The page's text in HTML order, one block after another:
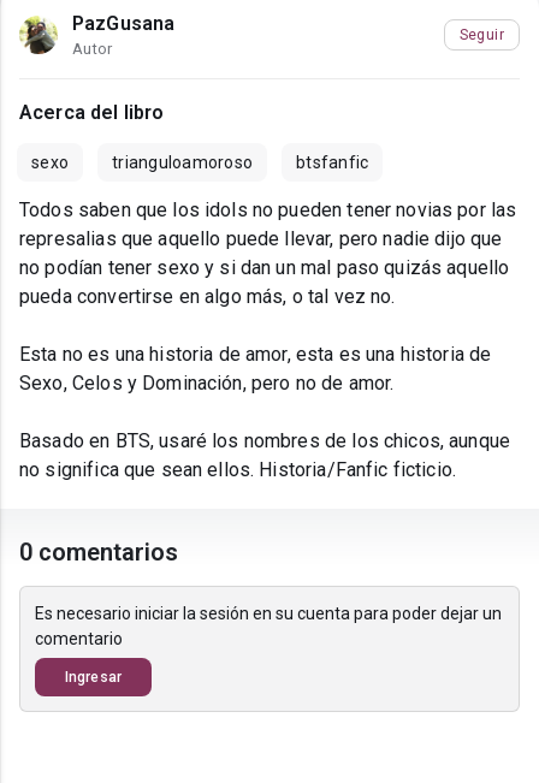
PazGusana
Autor
Seguir
Acerca del libro
sexo trianguloamoroso btsfanfic
Todos saben que los idols no pueden tener novias por las
represalias que aquello puede llevar, pero nadie dijo que
no podían tener sexo y si dan un mal paso quizás aquello
pueda convertirse en algo más, o tal vez no.
Esta no es una historia de amor, esta es una historia de
Sexo, Celos y Dominación, pero no de amor.
Basado en BTS, usaré los nombres de los chicos, aunque
no significa que sean ellos. Historia/Fanfic ficticio.
0 comentarios
Es necesario iniciar la sesión en su cuenta para poder dejar un
comentario
Ingresar